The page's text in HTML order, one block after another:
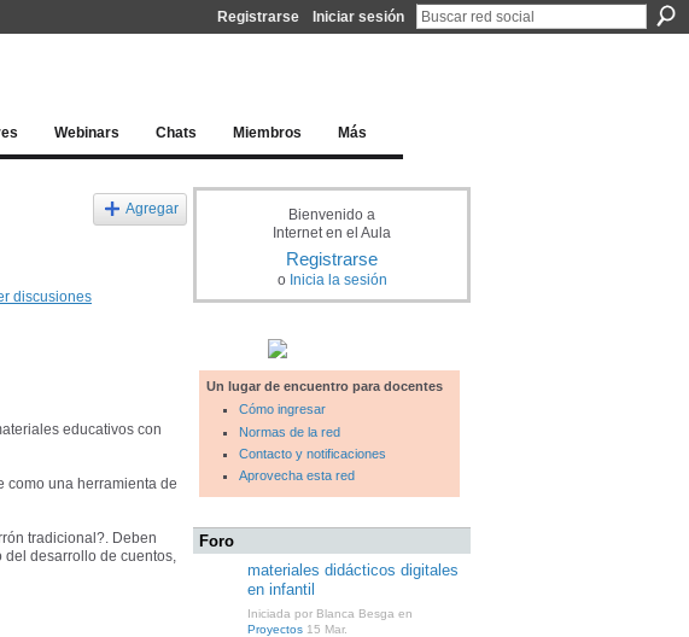
Registrarse Iniciar sesión
Webinars Chats Miembros Más
Agregar
discusiones
educativos con
como una herramienta de
tradicional?. Deben
del desarrollo de cuentos,
Bienvenido a
Internet en el Aula
Registrarse
o Inicia la sesión
Un lugar de encuentro para docentes
Cómo ingresar
Normas de la red
Contacto y notificaciones
Aprovecha esta red
Foro
materiales didácticos digitales
en infantil
Iniciada por Blanca Besga en
Proyectos 15 Mar.